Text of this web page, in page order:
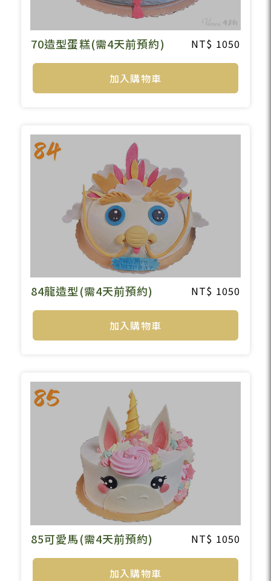
70造型蛋糕(需4天前預約) 1050
加入購物車
84龍造型(需4天前預約) 1050
加入購物車
85可愛馬(需4天前預約) 1050
加入購物車